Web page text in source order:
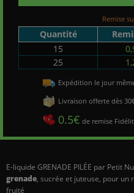
E-liquide GRENADE PILÉE par Petit
grenade, sucrée et juteuse, pour un
fruité
Remise
Quantité
15
25
Expédition le jour
Livraison offerte dès
0.5€ de remise